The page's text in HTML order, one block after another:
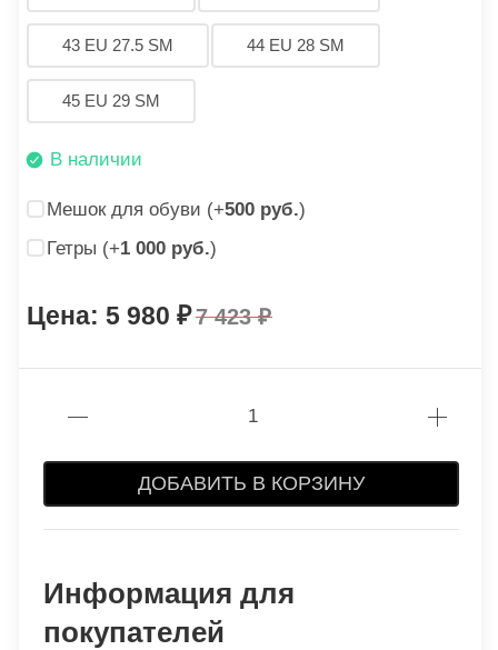
43 EU 27.5 SM 44 EU 28 SM
45 EU 29 SM
В наличии
Мешок для обуви (+500 руб.)
Гетры (+1 000 руб.)
5 980 7 423
ДОБАВИТЬ В КОРЗИНУ
Информация для
покупателей